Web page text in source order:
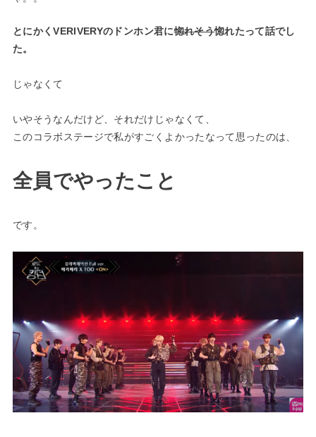
とにかくVERIVERYのドンホン君に惚れそう惚れたって話でし
た。
じゃなくて
いやそうなんだけど、それだけじゃなくて、
このコラボステージで私がすごくよかったなって思ったのは、
全員でやったこと
です。